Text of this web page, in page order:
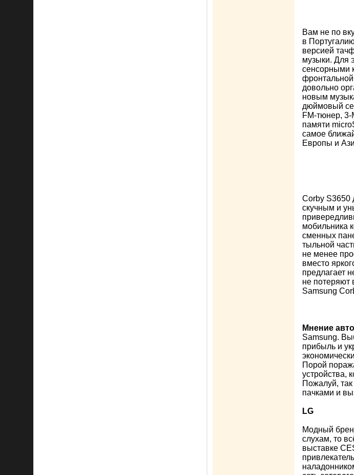
Вам не по
в
версией
музыки. Для
сенсорными
довольно
новым
дюймовый
FM-тюнер,
памяти
самое
Европы и
Corby S3650
скучным и
мобильника
сменных
тыльной
не менее
вместо
предлагает
не потеряют
Samsung
Мнение
Samsung.
прибыль и
Порой
устройства,
Пожалуй,
пачками и
LG
Модный
слухам, то
выставке